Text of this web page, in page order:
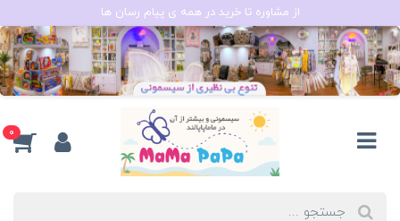
از مشاوره تا خرید در همه ی پیام رسان ها
0